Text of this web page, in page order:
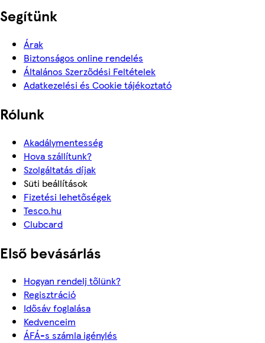
Segítünk
Árak
Biztonságos online rendelés
Általános Szerződési Feltételek
Adatkezelési és Cookie tájékoztató
Rólunk
Akadálymentesség
Hova szállítunk?
Szolgáltatás díjak
Süti beállítások
Fizetési lehetőségek
Tesco.hu
Clubcard
Első bevásárlás
Hogyan rendelj tőlünk?
Regisztráció
Idősáv foglalása
Kedvenceim
ÁFÁ-s számla igénylés